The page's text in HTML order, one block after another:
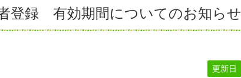
登録 有効期間についてのお知らせ
更新日